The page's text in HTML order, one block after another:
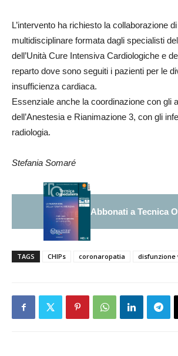
L’intervento ha richiesto la collaborazione di
multidisciplinare formata dagli specialisti
dell’Unità Cure Intensiva Cardiologiche e
reparto dove sono seguiti i pazienti per le
insufficienza cardiaca.
Essenziale anche la coordinazione con gli
dell’Anestesia e Rianimazione 3, con gli
radiologia.
Stefania Somaré
Abbonati a Tecnica
TAGS CHIPs coronaropatia disfunzione